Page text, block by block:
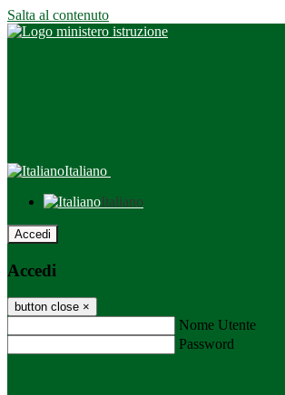
Salta al contenuto
Italiano
Italiano
Accedi
Accedi
button close ×
Nome Utente
Password